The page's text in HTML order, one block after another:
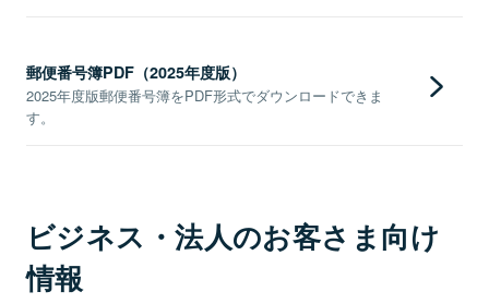
郵便番号簿PDF（2025年度版）
2025年度版郵便番号簿をPDF形式でダウンロードできま
す。
ビジネス・法人のお客さま向け
情報